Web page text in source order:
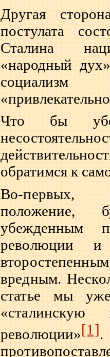
Другая
постулата
Сталина
«народный
Что бы
обратимся к
Во-первых,
положение,
убежденным
революции
вредным.
статье мы
«сталинскую
революции»[1].